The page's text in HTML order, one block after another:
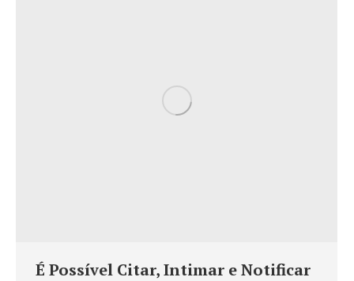
É Possível Citar, Intimar e Notificar